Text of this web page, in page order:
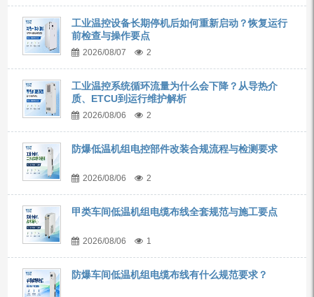
工业温控设备长期停机后如何重新启动？恢复运行
前检查与操作要点
2026/08/07 2
工业温控系统循环流量为什么会下降？从导热介
质、ETCU到运行维护解析
2026/08/06 2
防爆低温机组电控部件改装合规流程与检测要求
2026/08/06 2
甲类车间低温机组电缆布线全套规范与施工要点
2026/08/06 1
防爆车间低温机组电缆布线有什么规范要求？